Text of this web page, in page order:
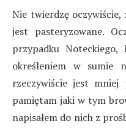
Nie twierdzę
jest pasteryzowane.
przypadku
określeniem w sumie
rzeczywiście jest mniej
pamiętam jaki w tym
napisałem do nich z